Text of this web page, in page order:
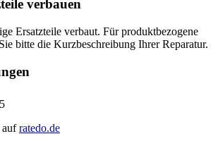
verbauen
Ersatzteile verbaut. Für produktbezogene
bitte die Kurzbeschreibung Ihrer Reparatur.
auf ratedo.de